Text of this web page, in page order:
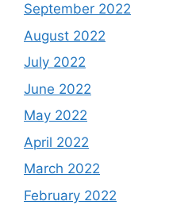
September 2022
August 2022
July 2022
June 2022
May 2022
April 2022
March 2022
February 2022